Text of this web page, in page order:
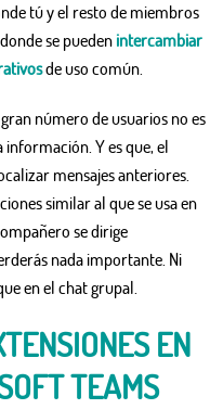
tú y el resto de miembros
se puedenintercambiar
de uso común.
número de usuarios no es
Y es que, el
mensajes anteriores.
similar al que se usa en
se dirige
nada importante. Ni
en el chat grupal.
EN
TEAMS